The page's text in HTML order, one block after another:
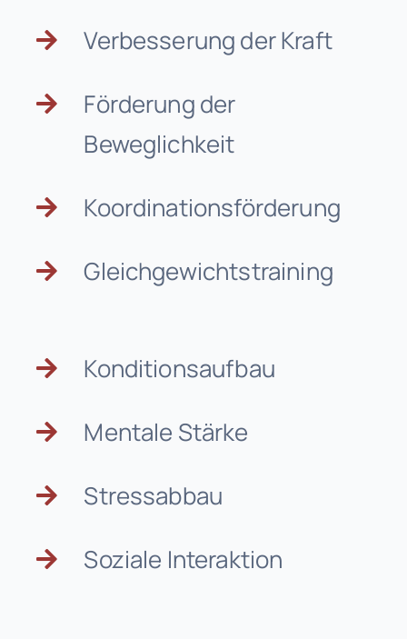
Verbesserung der Kraft
Förderung der
Beweglichkeit
Koordinations­förderung
Gleichgewichts­training
Konditionsaufbau
Mentale Stärke
Stressabbau
Soziale Interaktion